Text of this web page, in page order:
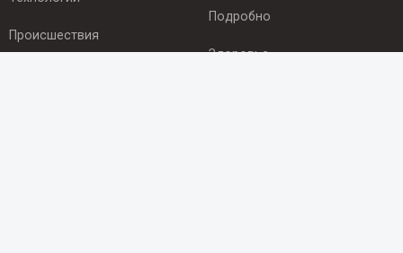
Происшествия
Подробно
Здоровье